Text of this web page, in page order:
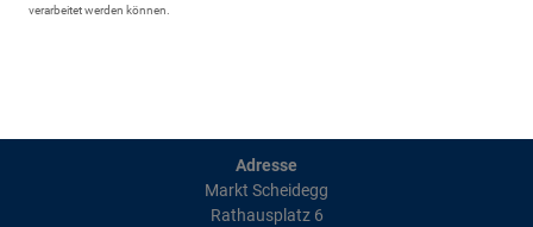
Adresse
Markt Scheidegg
Rathausplatz 6
verarbeitet werden können.